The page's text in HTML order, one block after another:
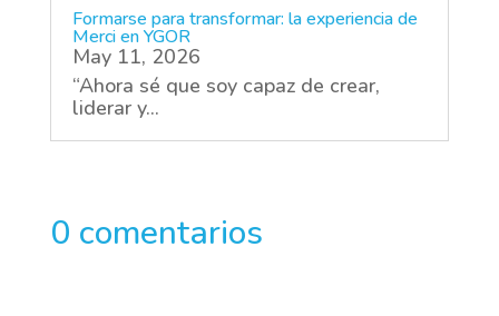
Formarse para transformar: la experiencia de
Merci en YGOR
May 11, 2026
“Ahora sé que soy capaz de crear,
liderar y...
0 comentarios